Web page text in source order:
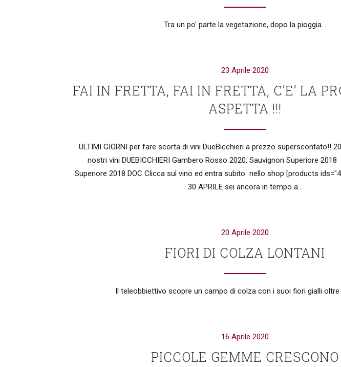
Tra un po' parte la vegetazione, dopo la pioggia...
23 Aprile 2020
FAI IN FRETTA, FAI IN FRETTA, C’E’ LA
ASPETTA !!!
ULTIMI GIORNI per fare scorta di vini DueBicchieri a prezzo superscontato!!
nostri vini DUEBICCHIERI Gambero Rosso 2020: Sauvignon Superiore 2018
Superiore 2018 DOC Clicca sul vino ed entra subito nello shop [products
30 APRILE sei ancora in tempo a...
20 Aprile 2020
FIORI DI COLZA LONTANI
Il teleobbiettivo scopre un campo di colza con i suoi fiori gialli oltre
16 Aprile 2020
PICCOLE GEMME CRESCONO